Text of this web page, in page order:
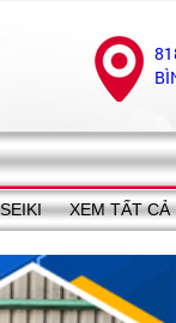
XEM TẤT CẢ